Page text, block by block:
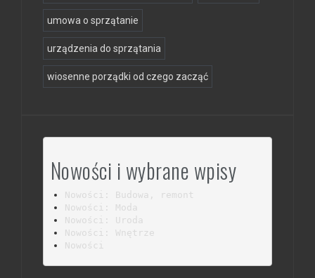
umowa o sprzątanie
urządzenia do sprzątania
wiosenne porządki od czego zacząć
Nowości i wybrane wpisy
Nowości: Budowa, remont
Nowości: Moda
Nowości: Uroda
Nowości: Wnętrze
Nowości